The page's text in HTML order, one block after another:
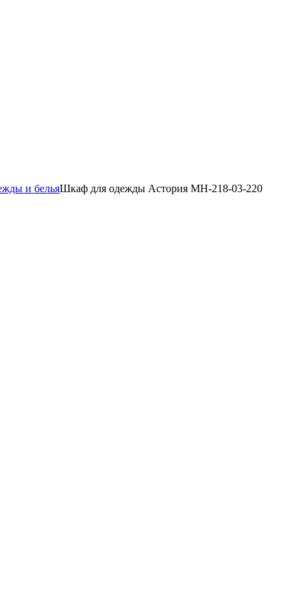
и бельяШкаф для одежды Астория МН-218-03-220